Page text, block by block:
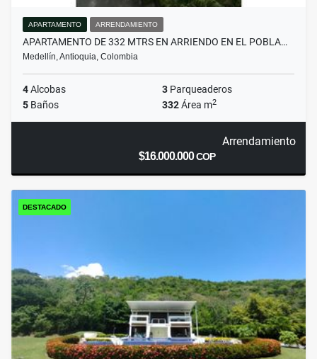
APARTAMENTO ARRENDAMIENTO
APARTAMENTO DE 332 MTRS EN ARRIENDO EN EL POBLA…
Medellín, Antioquia, Colombia
4Alcobas 3 Parqueaderos
5 Baños 332Área m2
Arrendamiento
$16.000.000COP
DESTACADO